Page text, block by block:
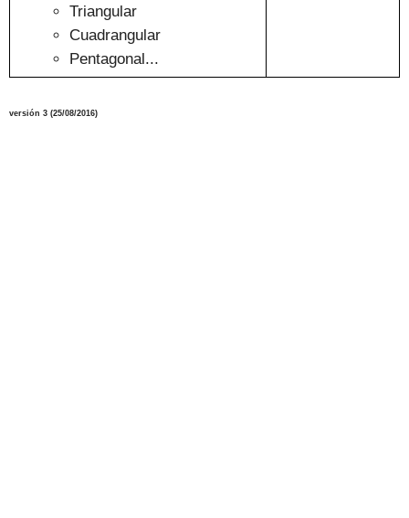
Triangular
Cuadrangular
Pentagonal...
versión 3 (25/08/2016)